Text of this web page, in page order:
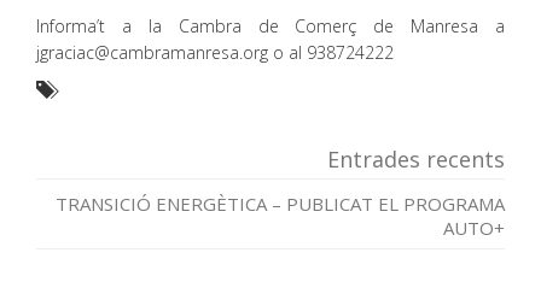
Informa’t a la Cambra de Comerç de Manresa a
jgraciac@cambramanresa.org o al 938724222
Entrades recents
TRANSICIÓ ENERGÈTICA – PUBLICAT EL PROGRAMA
AUTO+